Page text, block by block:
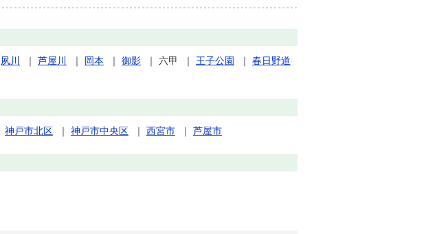
夙川 ｜ 芦屋川 ｜ 岡本 ｜ 御影 ｜ 六甲 ｜ 王子公園 ｜ 春日野道
神戸市北区 ｜ 神戸市中央区 ｜ 西宮市 ｜ 芦屋市